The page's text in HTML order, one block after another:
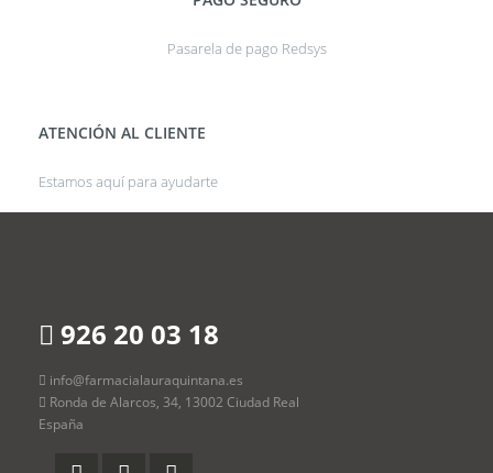
Pasarela de pago Redsys
ATENCIÓN AL CLIENTE
Estamos aquí para ayudarte
926 20 03 18
info@farmacialauraquintana.es
Ronda de Alarcos, 34, 13002 Ciudad Real
España